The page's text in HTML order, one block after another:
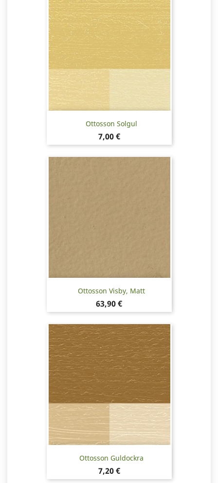
Ottosson Solgul
Pris
7,00 €
Ottosson Visby, Matt
Pris
63,90 €
Ottosson Guldockra
Pris
7,20 €